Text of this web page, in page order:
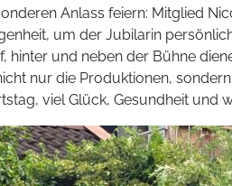
Anlass feiern: Mitglied
um der Jubilarin
hinter und neben der Bühne
nur die Produktionen,
viel Glück, Gesundheit und